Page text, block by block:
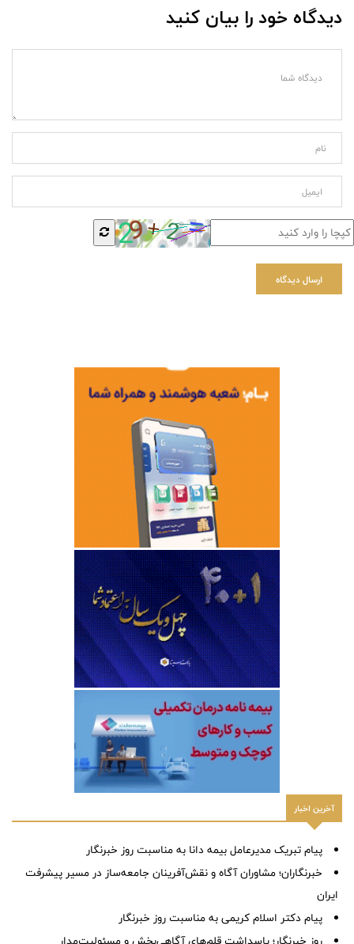
دیدگاه خود را بیان کنید
ارسال دیدگاه
آخرین اخبار
پیام ‌تبریک‌ مدیرعامل بیمه دانا به مناسبت روز خبرنگار
خبرنگاران؛ مشاوران آگاه و نقش‌آفرینان جامعه‌ساز در مسیر پیشرفت
ایران
پیام دکتر اسلام کریمی به مناسبت روز خبرنگار